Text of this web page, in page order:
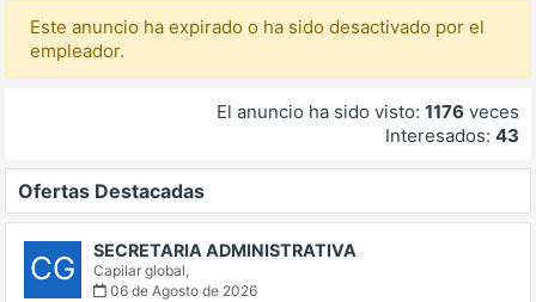
Este anuncio ha expirado o ha sido desactivado por el
empleador.
El anuncio ha sido visto: 1176 veces
Interesados: 43
Ofertas Destacadas
CG SECRETARIA ADMINISTRATIVA
Capilar global,
06 de Agosto de 2026